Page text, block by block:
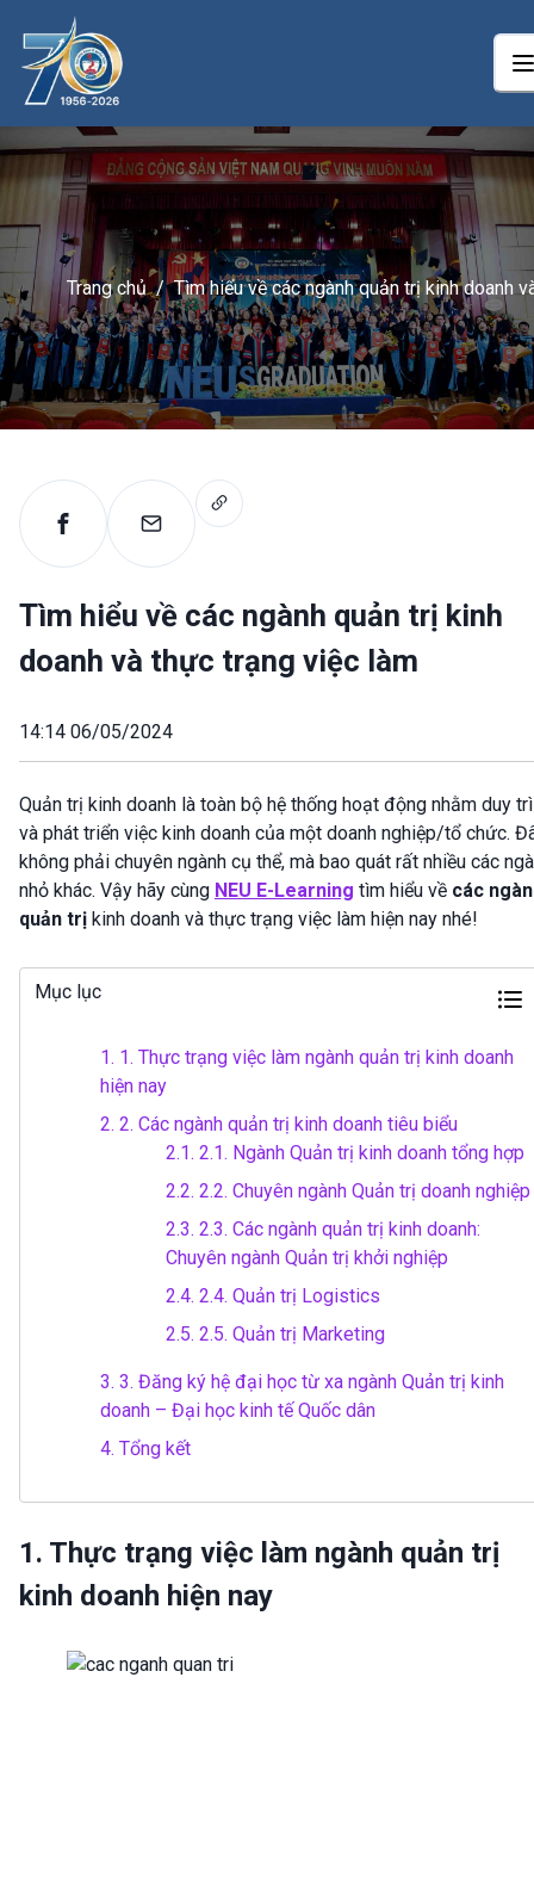
Trang chủ / Tìm hiểu về các ngành quản trị kinh doanh
thực trạng việc làm
Tìm hiểu về các ngành quản trị kinh
doanh và thực trạng việc làm
14:14 06/05/2024
Quản trị kinh doanh là toàn bộ hệ thống hoạt động nhằm duy trì
và phát triển việc kinh doanh của một doanh nghiệp/tổ chức.
không phải chuyên ngành cụ thể, mà bao quát rất nhiều các
nhỏ khác. Vậy hãy cùng NEU E-Learning tìm hiểu về các
quản trị kinh doanh và thực trạng việc làm hiện nay nhé!
Mục lục
1. 1. Thực trạng việc làm ngành quản trị kinh doanh
hiện nay
2. 2. Các ngành quản trị kinh doanh tiêu biểu
2.1. 2.1. Ngành Quản trị kinh doanh tổng hợp
2.2. 2.2. Chuyên ngành Quản trị doanh nghiệp
2.3. 2.3. Các ngành quản trị kinh doanh:
Chuyên ngành Quản trị khởi nghiệp
2.4. 2.4. Quản trị Logistics
2.5. 2.5. Quản trị Marketing
3. 3. Đăng ký hệ đại học từ xa ngành Quản trị kinh
doanh – Đại học kinh tế Quốc dân
4. Tổng kết
1. Thực trạng việc làm ngành quản trị
kinh doanh hiện nay